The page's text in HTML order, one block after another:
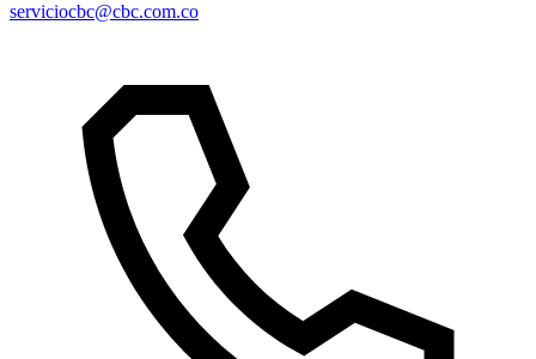
serviciocbc@cbc.com.co